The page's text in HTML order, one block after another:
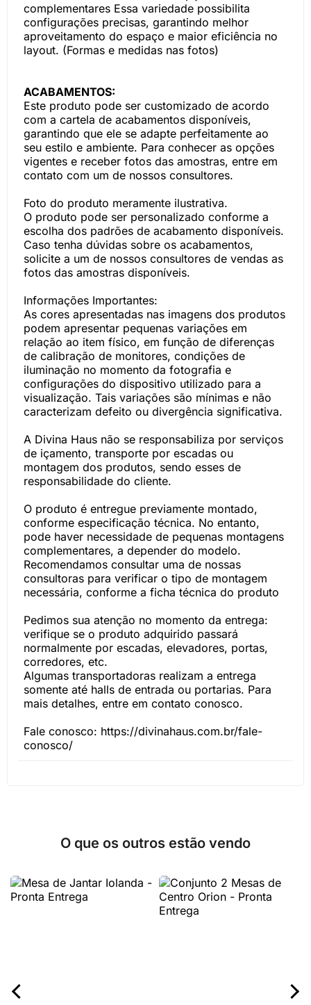
complementares Essa variedade possibilita
configurações precisas, garantindo melhor
aproveitamento do espaço e maior eficiência no
layout. (Formas e medidas nas fotos)
ACABAMENTOS:
Este produto pode ser customizado de acordo
com a cartela de acabamentos disponíveis,
garantindo que ele se adapte perfeitamente ao
seu estilo e ambiente. Para conhecer as opções
vigentes e receber fotos das amostras, entre em
contato com um de nossos consultores.
Foto do produto meramente ilustrativa.
O produto pode ser personalizado conforme a
escolha dos padrões de acabamento disponíveis.
Caso tenha dúvidas sobre os acabamentos,
solicite a um de nossos consultores de vendas as
fotos das amostras disponíveis.
Informações Importantes:
As cores apresentadas nas imagens dos produtos
podem apresentar pequenas variações em
relação ao item físico, em função de diferenças
de calibração de monitores, condições de
iluminação no momento da fotografia e
configurações do dispositivo utilizado para a
visualização. Tais variações são mínimas e não
caracterizam defeito ou divergência significativa.
A Divina Haus não se responsabiliza por serviços
de içamento, transporte por escadas ou
montagem dos produtos, sendo esses de
responsabilidade do cliente.
O produto é entregue previamente montado,
conforme especificação técnica. No entanto,
pode haver necessidade de pequenas montagens
complementares, a depender do modelo.
Recomendamos consultar uma de nossas
consultoras para verificar o tipo de montagem
necessária, conforme a ficha técnica do produto
Pedimos sua atenção no momento da entrega:
verifique se o produto adquirido passará
normalmente por escadas, elevadores, portas,
corredores, etc.
Algumas transportadoras realizam a entrega
somente até halls de entrada ou portarias. Para
mais detalhes, entre em contato conosco.
Fale conosco: https://divinahaus.com.br/fale-
conosco/
O que os outros estão vendo